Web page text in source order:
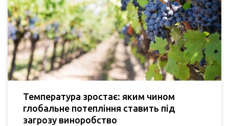
Температура зростає: яким чином
глобальне потепління ставить під
загрозу виноробство